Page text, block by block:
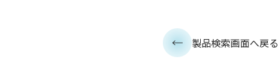
製品検索画面へ戻る